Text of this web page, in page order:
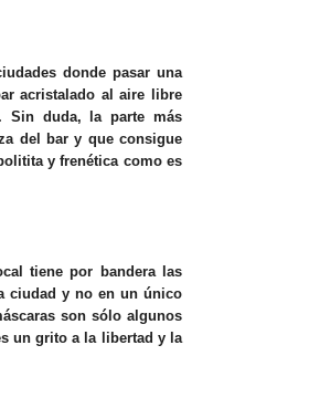
donde pasar una
acristalado al aire libre
Sin duda, la parte más
del bar y que consigue
y frenética como es
tiene por bandera las
ciudad y no en un único
son sólo algunos
un grito a la libertad y la